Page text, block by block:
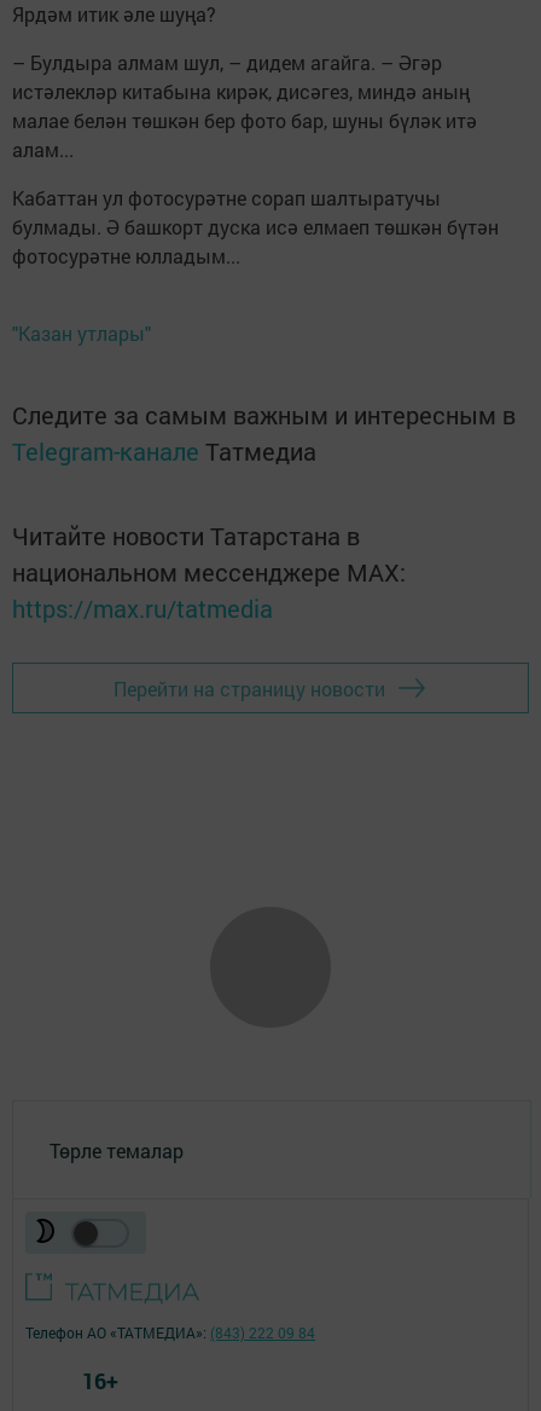
Ярдәм итик әле шуңа?
– Булдыра алмам шул, – дидем агайга. – Әгәр
истәлекләр китабына кирәк, дисәгез, миндә аның
малае белән төшкән бер фото бар, шуны бүләк итә
алам...
Кабаттан ул фотосурәтне сорап шалтыратучы
булмады. Ә башкорт дуска исә елмаеп төшкән бүтән
фотосурәтне юлладым...
"Казан утлары"
Следите за самым важным и интересным в
Telegram-канале Татмедиа
Читайте новости Татарстана в
национальном мессенджере MАХ:
https://max.ru/tatmedia
Перейти на страницу новости
Төрле темалар
Телефон АО «ТАТМЕДИА»: (843) 222 09 84
16+